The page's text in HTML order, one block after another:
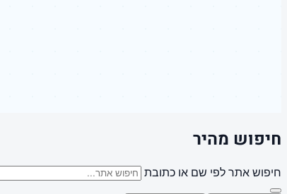
חיפוש מהיר
חיפוש אתר לפי שם או כתובת